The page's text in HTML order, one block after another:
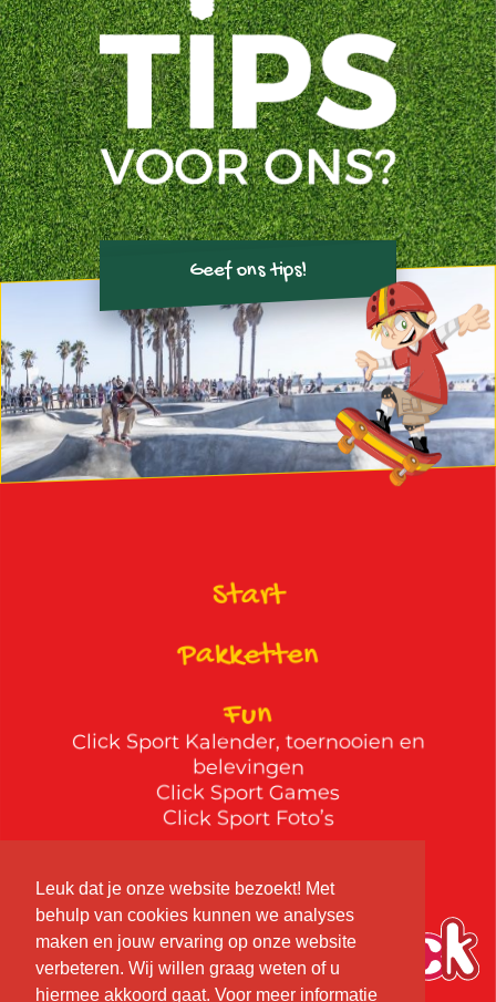
Leuk dat je onze website bezoekt! Met
behulp van cookies kunnen we analyses
maken en jouw ervaring op onze website
verbeteren. Wij willen graag weten of u
hiermee akkoord gaat. Voor meer informatie
Geef ons tips!
Start
Pakketten
Fun
Click Sport Kalender, toernooien en
belevingen
Click Sport Games
Click Sport Foto’s
Contact
Prijsvraag